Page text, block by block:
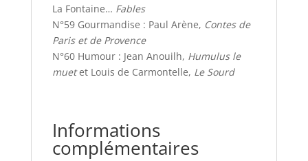
La Fontaine… Fables
N°59 Gourmandise : Paul Arène, Contes de
Paris et de Provence
N°60 Humour : Jean Anouilh, Humulus le
muetet Louis de Carmontelle, Le Sourd
Informations
complémentaires